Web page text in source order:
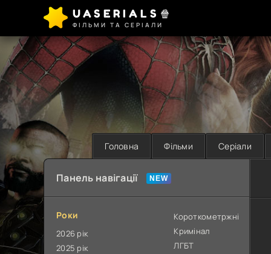
UASERIALS🍿
ФІЛЬМИ ТА СЕРІАЛИ
Головна Фільми Серіали
Панель навігації
Роки
2026 рік
2025 рік
Короткометржні
Кримінал
ЛГБТ